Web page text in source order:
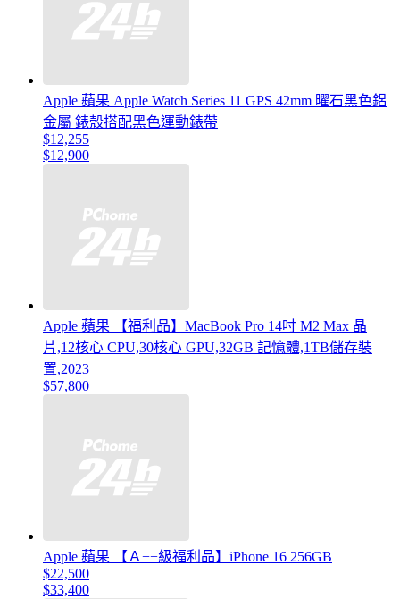
Apple 蘋果 Apple Watch Series 11 GPS 42mm 曜石黑色鋁
金屬 錶殼搭配黑色運動錶帶
$12,255
$12,900
Apple 蘋果 【福利品】MacBook Pro 14吋 M2 Max 晶
片,12核心 CPU,30核心 GPU,32GB 記憶體,1TB儲存裝
置,2023
$57,800
Apple 蘋果 【Ａ++級福利品】iPhone 16 256GB
$22,500
$33,400